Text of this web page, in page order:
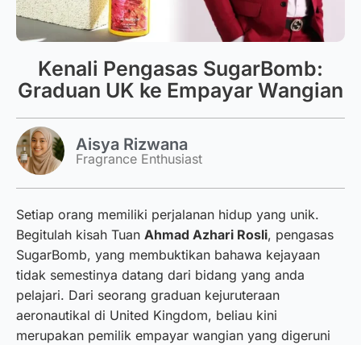
Kenali Pengasas SugarBomb:
Graduan UK ke Empayar Wangian
Aisya Rizwana
Fragrance Enthusiast
Setiap orang memiliki perjalanan hidup yang unik.
Begitulah kisah Tuan Ahmad Azhari Rosli, pengasas
SugarBomb, yang membuktikan bahawa kejayaan
tidak semestinya datang dari bidang yang anda
pelajari. Dari seorang graduan kejuruteraan
aeronautikal di United Kingdom, beliau kini
merupakan pemilik empayar wangian yang digeruni